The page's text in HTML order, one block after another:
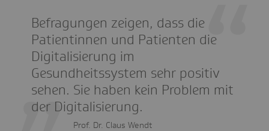
Befragungen zeigen, dass die
Patientinnen und Patienten die
Digitalisierung im
Gesundheitssystem sehr positiv
sehen. Sie haben kein Problem mit
der Digitalisierung.
Prof. Dr. Claus Wendt